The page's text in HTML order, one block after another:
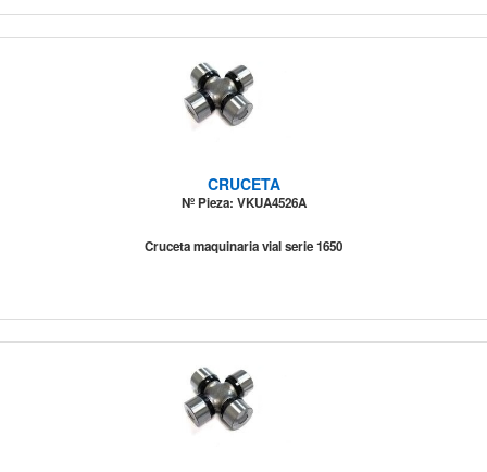
CRUCETA
Nº Pieza: VKUA4526A
Cruceta maquinaria vial serie 1650